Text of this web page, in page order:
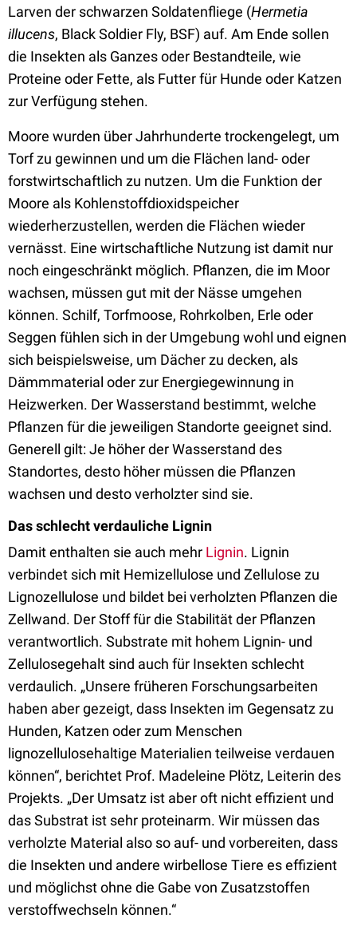
Larven der schwarzen Soldatenfliege (Hermetia
illucens, Black Soldier Fly, BSF) auf. Am Ende sollen
die Insekten als Ganzes oder Bestandteile, wie
Proteine oder Fette, als Futter für Hunde oder Katzen
zur Verfügung stehen.
Moore wurden über Jahrhunderte trockengelegt, um
Torf zu gewinnen und um die Flächen land- oder
forstwirtschaftlich zu nutzen. Um die Funktion der
Moore als Kohlenstoffdioxidspeicher
wiederherzustellen, werden die Flächen wieder
vernässt. Eine wirtschaftliche Nutzung ist damit nur
noch eingeschränkt möglich. Pflanzen, die im Moor
wachsen, müssen gut mit der Nässe umgehen
können. Schilf, Torfmoose, Rohrkolben, Erle oder
Seggen fühlen sich in der Umgebung wohl und eignen
sich beispielsweise, um Dächer zu decken, als
Dämmmaterial oder zur Energiegewinnung in
Heizwerken. Der Wasserstand bestimmt, welche
Pflanzen für die jeweiligen Standorte geeignet sind.
Generell gilt: Je höher der Wasserstand des
Standortes, desto höher müssen die Pflanzen
wachsen und desto verholzter sind sie.
Das schlecht verdauliche Lignin
Damit enthalten sie auch mehr Lignin. Lignin
verbindet sich mit Hemizellulose und Zellulose zu
Lignozellulose und bildet bei verholzten Pflanzen die
Zellwand. Der Stoff für die Stabilität der Pflanzen
verantwortlich. Substrate mit hohem Lignin- und
Zellulosegehalt sind auch für Insekten schlecht
verdaulich. „Unsere früheren Forschungsarbeiten
haben aber gezeigt, dass Insekten im Gegensatz zu
Hunden, Katzen oder zum Menschen
lignozellulosehaltige Materialien teilweise verdauen
können“, berichtet Prof. Madeleine Plötz, Leiterin des
Projekts. „Der Umsatz ist aber oft nicht effizient und
das Substrat ist sehr proteinarm. Wir müssen das
verholzte Material also so auf- und vorbereiten, dass
die Insekten und andere wirbellose Tiere es effizient
und möglichst ohne die Gabe von Zusatzstoffen
verstoffwechseln können.“